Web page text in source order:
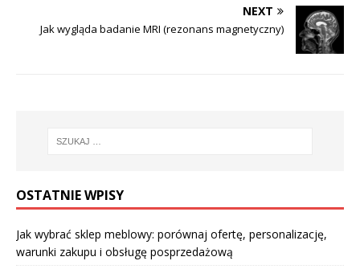
NEXT
Jak wygląda badanie MRI (rezonans magnetyczny)
OSTATNIE WPISY
Jak wybrać sklep meblowy: porównaj ofertę, personalizację,
warunki zakupu i obsługę posprzedażową